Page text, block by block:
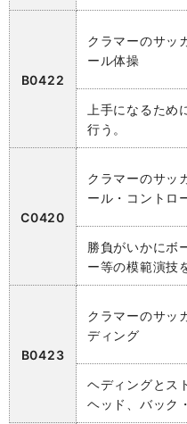
B0422
クラマーのサッ
ール体操
上手になるた
行う。
C0420
クラマーのサッ
ール・コントロ
勝負がいかにボ
ー等の模範演技
B0423
クラマーのサッ
ディング
ヘディングとス
ヘッド、バック